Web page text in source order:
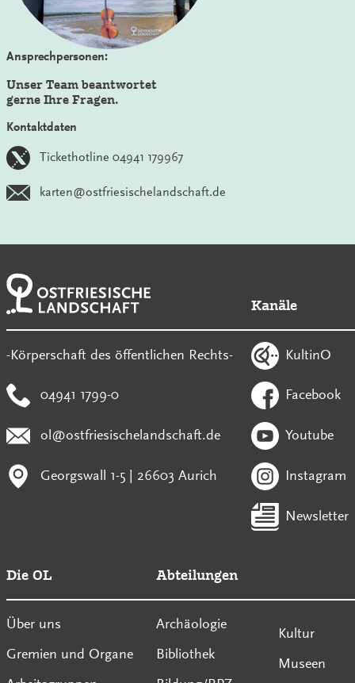
Ansprechpersonen:
Unser Team beantwortet
gerne Ihre Fragen.
Kontaktdaten
Tickethotline 04941 179967
karten@ostfriesischelandschaft.de
-Körperschaft des öffentlichen Rechts-
04941 1799-0
ol@ostfriesischelandschaft.de
Georgswall 1-5 | 26603 Aurich
Kanäle
KultinO
Facebook
Youtube
Instagram
Newsletter
Die OL
Über uns
Gremien und Organe
Abteilungen
Archäologie
Bibliothek
Kultur
Museen